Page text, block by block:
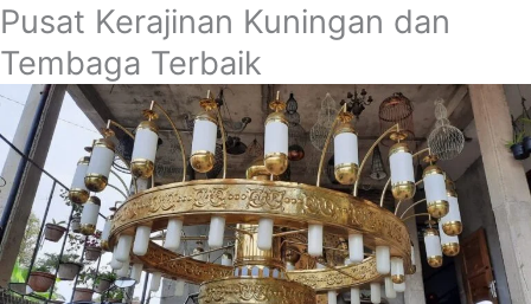
Pusat Kerajinan Kuningan dan
Tembaga Terbaik